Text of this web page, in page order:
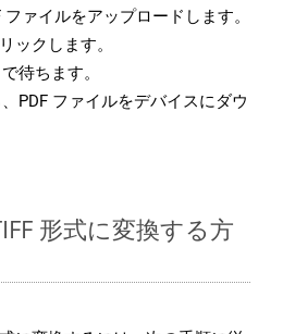
ァイルをアップロードします。
ックします。
待ちます。
PDF ファイルをデバイスにダウ
形式に変換する方